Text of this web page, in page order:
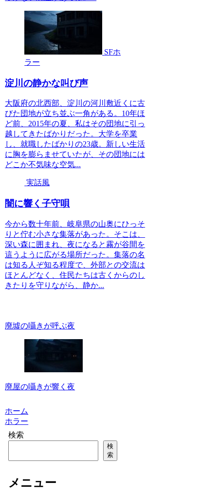
SFホ
ラー
淀川の静かな叫び声
大阪府の北西部、淀川の河川敷近くに古
びた団地が立ち並ぶ一角がある。10年ほ
ど前、2015年の夏、私はその団地に引っ
越してきたばかりだった。大学を卒業
し、就職したばかりの23歳。新しい生活
に胸を膨らませていたが、その団地には
どこか不気味な空気...
実話風
闇に響く子守唄
今から数十年前、岐阜県の山奥にひっそ
りと佇む小さな集落があった。そこは、
深い森に囲まれ、夜になると霧が谷間を
這うように広がる場所だった。集落の名
は知る人ぞ知る程度で、外部との交流は
ほとんどなく、住民たちは古くからのし
きたりを守りながら、静か...
廃墟の囁きが呼ぶ夜
廃屋の囁きが響く夜
ホーム
ホラー
検索
検
索
メニュー